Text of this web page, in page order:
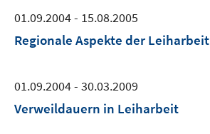
01.09.2004 - 15.08.2005
Regionale Aspekte der Leiharbeit
01.09.2004 - 30.03.2009
Verweildauern in Leiharbeit